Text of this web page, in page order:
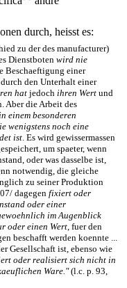
durch, heisst es:
zu der des manufacturer)
Dienstbotenwird nie
Beschaeftigung einer
den Unterhalt einer
hat jedoch ihren Wert und
Aber die Arbeit des
einem besonderen
wenigstens noch eine
ist . Es wird gewissermassen
um spaeter, wenn
oder was dasselbe ist,
notwendig, die gleiche
zu seiner Produktion
dagegenfixiert oder
oder einer
im Augenblick
oder einen Wert , fuer den
beschafft werden koennte ...
Gesellschaft ist, ebenso wie
oder realisiert sich nicht in
Ware."(l.c. p. 93,